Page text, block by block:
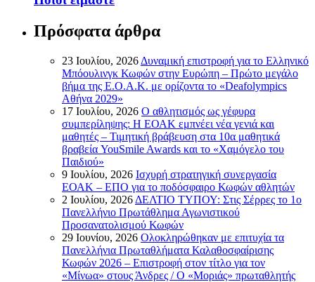
Πρόσφατα άρθρα
23 Ιουλίου, 2026 Δυναμική επιστροφή για το Ελληνικό
Μπόουλινγκ Κωφών στην Ευρώπη – Πρώτο μεγάλο
βήμα της Ε.Ο.Α.Κ. με ορίζοντα το «Deafolympics
Αθήνα 2029»
17 Ιουλίου, 2026 Ο αθλητισμός ως γέφυρα
συμπερίληψης: Η ΕΟΑΚ εμπνέει νέα γενιά και
μαθητές – Τιμητική βράβευση στα 10α μαθητικά
βραβεία YouSmile Awards και το «Χαμόγελο του
Παιδιού»
9 Ιουλίου, 2026 Ισχυρή στρατηγική συνεργασία
ΕΟΑΚ – ΕΠΟ για το ποδόσφαιρο Κωφών αθλητών
2 Ιουλίου, 2026 ΔΕΛΤΙΟ ΤΥΠΟΥ: Στις Σέρρες το 1ο
Πανελλήνιο Πρωτάθλημα Αγωνιστικού
Προσανατολισμού Κωφών
29 Ιουνίου, 2026 Ολοκληρώθηκαν με επιτυχία τα
Πανελλήνια Πρωταθλήματα Καλαθοσφαίρισης
Κωφών 2026 – Επιστροφή στον τίτλο για τον
«Μίνωα» στους Άνδρες / Ο «Μοριάς» πρωταθλητής